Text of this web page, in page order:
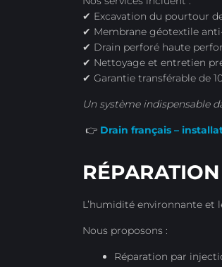
✔ Excavation du pourtour
✔ Membrane géotextile
✔ Drain perforé haute
✔ Nettoyage et entretien
✔ Garantie transférable de
Un système indispensable
👉 Drain français –
L’humidité environnante et
Nous proposons :
Réparation par